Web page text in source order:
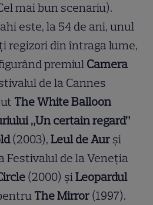
mai bun scenariu).
este, la 54 de ani, unul
regizori din întraga lume,
premiul Camera
de la Cannes
The White Balloon
„Un certain regard”
(2003),Leul de Aur și
Festivalul de la Veneția
(2000) șiLeopardul
The Mirror (1997).